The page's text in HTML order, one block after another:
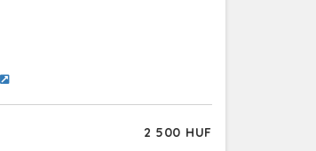
2 500 HUF